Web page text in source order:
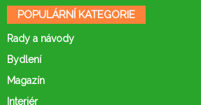
POPULÁRNÍ KATEGORIE
Rady a návody
Bydlení
Magazín
Interiér